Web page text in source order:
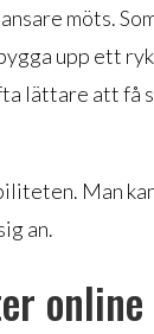
möts.
upp ett
lättare att få
Man
an.
online